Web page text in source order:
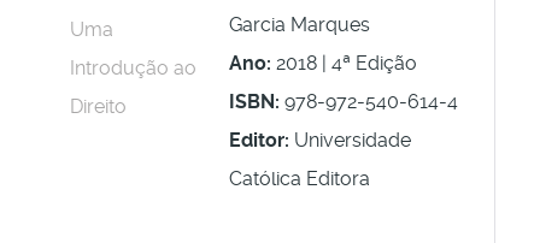
Garcia Marques
Ano: 2018 | 4ª Edição
ISBN: 978-972-540-614-4
Editor: Universidade
Católica Editora